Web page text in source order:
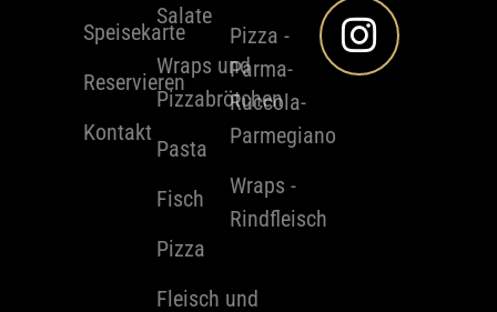
Speisekarte
Reservieren
Kontakt
Salate
Wraps und
Pizzabrötchen
Pasta
Fisch
Pizza
Fleisch und
Pizza -
Parma-
Ruccola-
Parmegiano
Wraps -
Rindfleisch